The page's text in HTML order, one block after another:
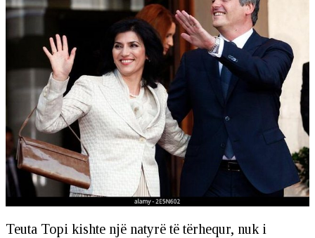
Teuta Topi kishte një natyrë të tërhequr, nuk i